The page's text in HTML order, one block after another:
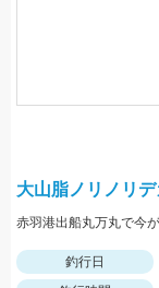
大山脂ノリノリ
赤羽港出船丸万丸で今
釣行日